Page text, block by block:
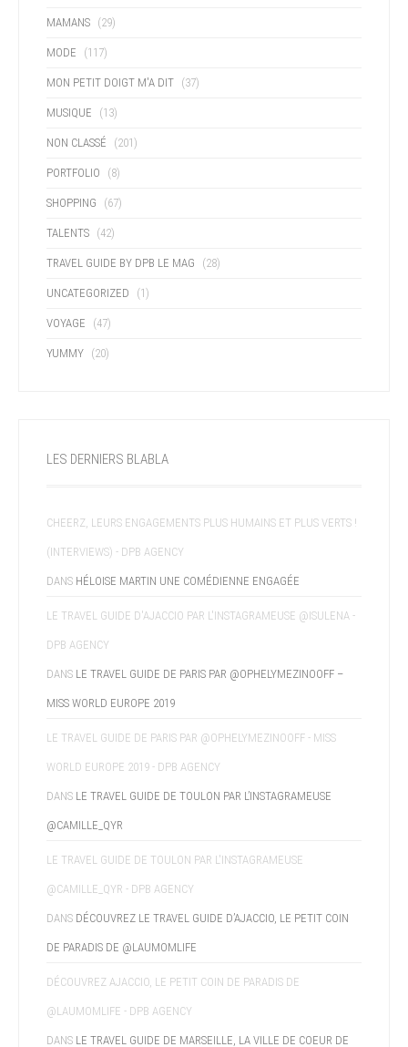
MAMANS (29)
MODE (117)
MON PETIT DOIGT M'A DIT (37)
MUSIQUE (13)
NON CLASSÉ (201)
PORTFOLIO (8)
SHOPPING (67)
TALENTS (42)
TRAVEL GUIDE BY DPB LE MAG (28)
UNCATEGORIZED (1)
VOYAGE (47)
YUMMY (20)
LES DERNIERS BLABLA
CHEERZ, LEURS ENGAGEMENTS PLUS HUMAINS ET PLUS VERTS !
(INTERVIEWS) - DPB AGENCY
DANS HÉLOISE MARTIN UNE COMÉDIENNE ENGAGÉE
LE TRAVEL GUIDE D'AJACCIO PAR L'INSTAGRAMEUSE @ISULENA -
DPB AGENCY
DANS LE TRAVEL GUIDE DE PARIS PAR @OPHELYMEZINOOFF –
MISS WORLD EUROPE 2019
LE TRAVEL GUIDE DE PARIS PAR @OPHELYMEZINOOFF - MISS
WORLD EUROPE 2019 - DPB AGENCY
DANS LE TRAVEL GUIDE DE TOULON PAR L’INSTAGRAMEUSE
@CAMILLE_QYR
LE TRAVEL GUIDE DE TOULON PAR L'INSTAGRAMEUSE
@CAMILLE_QYR - DPB AGENCY
DANS DÉCOUVREZ LE TRAVEL GUIDE D’AJACCIO, LE PETIT COIN
DE PARADIS DE @LAUMOMLIFE
DÉCOUVREZ AJACCIO, LE PETIT COIN DE PARADIS DE
@LAUMOMLIFE - DPB AGENCY
DANS LE TRAVEL GUIDE DE MARSEILLE, LA VILLE DE COEUR DE